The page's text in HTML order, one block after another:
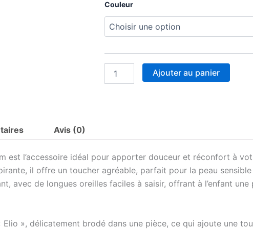
Couleur
personnalisée
Brodé
Ajouter au panier
Avis (0)
est l’accessoire idéal pour apporter douceur et réconfort à
il offre un toucher agréable, parfait pour la peau
avec de longues oreilles faciles à saisir, offrant à l’enfant
», délicatement brodé dans une pièce, ce qui ajoute une